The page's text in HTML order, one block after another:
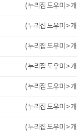
( 누리집 도우미 >
( 누리집 도우미 >
( 누리집 도우미 >
( 누리집 도우미 >
( 누리집 도우미 >
( 누리집 도우미 >
( 누리집 도우미 >